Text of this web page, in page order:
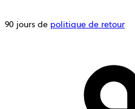
90 jours de politique de retour